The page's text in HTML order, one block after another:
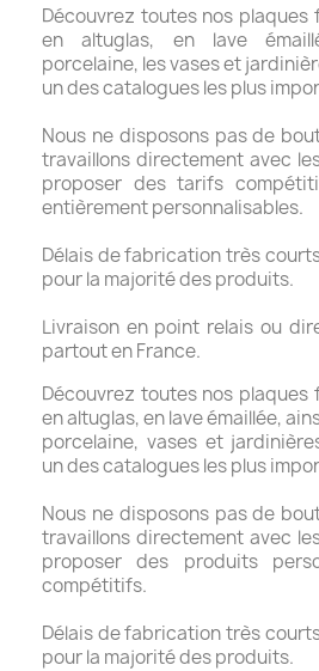
Découvrez toutes nos plaques
en altuglas, en lave
porcelaine, les vases et
un des catalogues les plus
Nous ne disposons pas de
travaillons directement avec
proposer des tarifs
entièrement personnalisables.
Délais de fabrication très
pour la majorité des produits.
Livraison en point relais ou
partout en France.
Découvrez toutes nos plaques
en altuglas, en lave émaillée,
porcelaine, vases et
un des catalogues les plus
Nous ne disposons pas de
travaillons directement avec
proposer des produits
compétitifs.
Délais de fabrication très
pour la majorité des produits.